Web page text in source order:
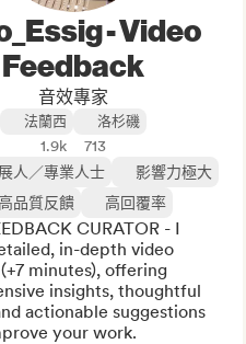
- Video
Feedback
音效專家
法蘭西 洛杉磯
1.9k
713
人／專業人士
影響力極大
品質反饋
高回覆率
CURATOR - I
in-depth video
minutes), offering
insights, thoughtful
actionable suggestions
your work.